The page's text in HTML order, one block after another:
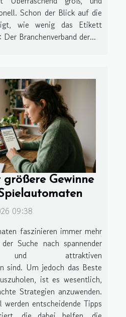
Schon der Blick auf die
wie wenig das Etikett
Branchenverband der...
Gewinne
09:38
faszinieren immer mehr
Suche nach spannender
und attraktiven
sind. Um jedoch das Beste
ist es wesentlich,
Strategien anzuwenden.
entscheidende Tipps